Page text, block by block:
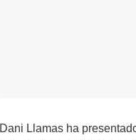
Dani Llamas ha